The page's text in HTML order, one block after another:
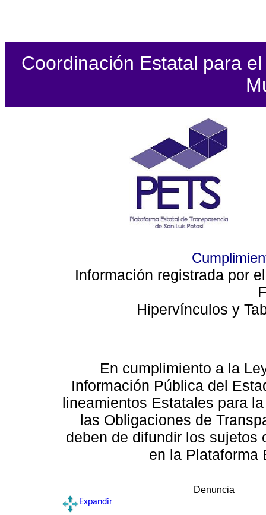
Coordinación Estatal para
Información registrada por
Hipervínculos y
En cumplimiento a la
Información Pública del
lineamientos Estatales para
las Obligaciones de
deben de difundir los sujetos
en la Plataforma
Denuncia
Expandir